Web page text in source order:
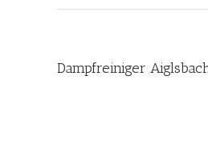
Dampfreiniger